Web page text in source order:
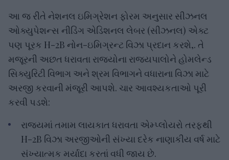
આ જ રીતે નેશનલ ઇમિગ્રેશન ફોરમ અનુસાર સીઝનલ
ઓક્યુપેશન્સ નીડિંગ એડિશનલ લેબર (સીઝનલ) એક્ટ
પણ પૂરક H-2B નોન-ઇમિગ્રન્ટ વિઝા પ્રદાન કરશે,. તે
મજૂરની અછત ધરાવતા રાજ્યોના રાજ્યપાલોને હોમલેન્ડ
સિક્યુરિટી વિભાગ અને શ્રમ વિભાગને વધારાના વિઝા માટે
અરજી કરવાની મંજૂરી આપશે. ચાર આવશ્યકતાઓ પૂરી
કરવી પડશે:
રાજ્યમાં તમામ લાયકાત ધરાવતા એમ્પ્લોયરો તરફથી
H-2B વિઝા અરજીઓની સંખ્યા દરેક નાણાકીય વર્ષ માટે
સંખ્યાત્મક મર્યાદા કરતાં વધી જાય છે.